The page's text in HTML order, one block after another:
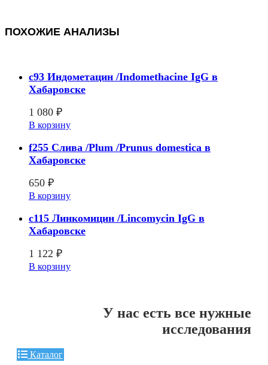
ПОХОЖИЕ АНАЛИЗЫ
c93 Индометацин /Indomethacine IgG в
Хабаровске
1 080 ₽
В корзину
f255 Слива /Plum /Prunus domestica в
Хабаровске
650 ₽
В корзину
c115 Линкомицин /Lincomycin IgG в
Хабаровске
1 122 ₽
В корзину
У нас есть все нужные
исследования
Каталог